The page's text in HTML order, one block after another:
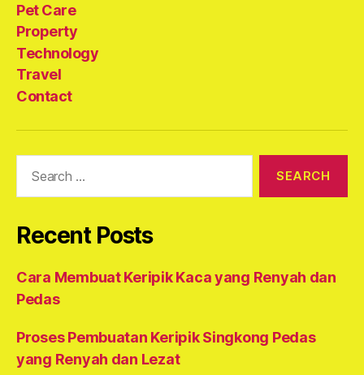
Pet Care
Property
Technology
Travel
Contact
Recent Posts
Cara Membuat Keripik Kaca yang Renyah dan
Pedas
Proses Pembuatan Keripik Singkong Pedas
yang Renyah dan Lezat